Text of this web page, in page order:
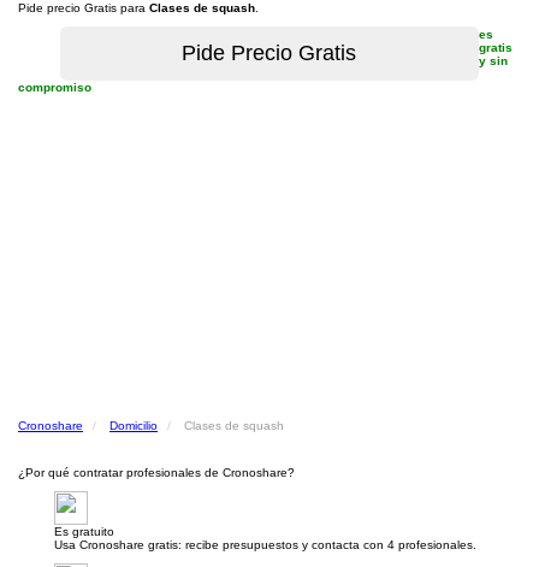
Pide precio Gratis para Clases de squash
es
gratis
y sin
compromiso
Cronoshare Domicilio Clases de squash
¿Por qué contratar profesionales de Cronoshare?
Es gratuito
Usa Cronoshare gratis: recibe presupuestos y contacta con 4 profesionales.